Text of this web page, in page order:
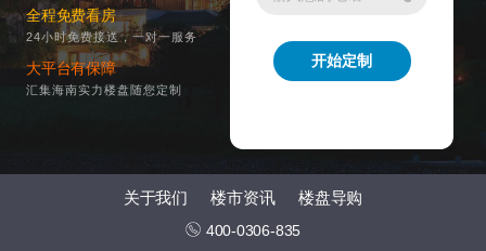
全程免费看房
24小时免费接送，一对一服务
大平台有保障
汇集海南实力楼盘随您定制
关于我们 楼市资讯 楼盘导购
400-0306-835